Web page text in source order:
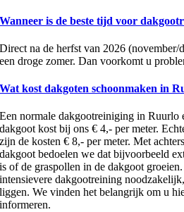
Wanneer is de beste tijd voor
Direct na de herfst van 2026 (november/
een droge zomer. Dan voorkomt u
Wat kost dakgoten schoonmaken in
Een normale dakgootreiniging in Ruurlo
dakgoot kost bij ons € 4,- per meter.
zijn de kosten € 8,- per meter. Met
dakgoot bedoelen we dat bijvoorbeeld
is of de graspollen in de dakgoot
intensievere dakgootreining
liggen. We vinden het belangrijk om u
informeren.